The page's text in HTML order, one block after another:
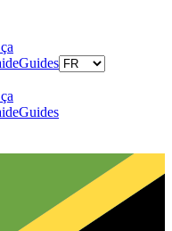
Guides
Guides